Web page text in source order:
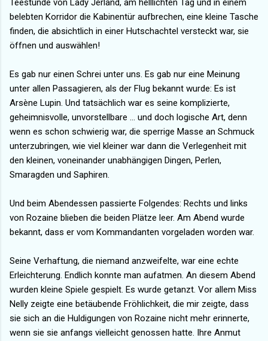
Teestunde von Lady Jerland, am helllichten Tag und in einem
belebten Korridor die Kabinentür aufbrechen, eine kleine Tasche
finden, die absichtlich in einer Hutschachtel versteckt war, sie
öffnen und auswählen!
Es gab nur einen Schrei unter uns. Es gab nur eine Meinung
unter allen Passagieren, als der Flug bekannt wurde: Es ist
Arsène Lupin. Und tatsächlich war es seine komplizierte,
geheimnisvolle, unvorstellbare ... und doch logische Art, denn
wenn es schon schwierig war, die sperrige Masse an Schmuck
unterzubringen, wie viel kleiner war dann die Verlegenheit mit
den kleinen, voneinander unabhängigen Dingen, Perlen,
Smaragden und Saphiren.
Und beim Abendessen passierte Folgendes: Rechts und links
von Rozaine blieben die beiden Plätze leer. Am Abend wurde
bekannt, dass er vom Kommandanten vorgeladen worden war.
Seine Verhaftung, die niemand anzweifelte, war eine echte
Erleichterung. Endlich konnte man aufatmen. An diesem Abend
wurden kleine Spiele gespielt. Es wurde getanzt. Vor allem Miss
Nelly zeigte eine betäubende Fröhlichkeit, die mir zeigte, dass
sie sich an die Huldigungen von Rozaine nicht mehr erinnerte,
wenn sie sie anfangs vielleicht genossen hatte. Ihre Anmut